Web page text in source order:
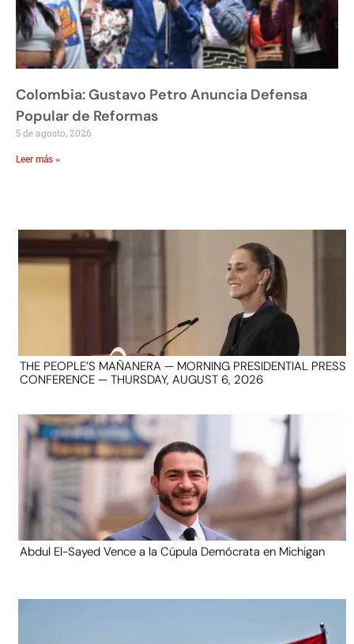
Colombia: Gustavo Petro Anuncia Defensa
Popular de Reformas
5 de agosto, 2026
Leer más »
THE PEOPLE’S MAÑANERA — MORNING PRESIDENTIAL PRESS
CONFERENCE — THURSDAY, AUGUST 6, 2026
Abdul El-Sayed Vence a la Cúpula Demócrata en Michigan